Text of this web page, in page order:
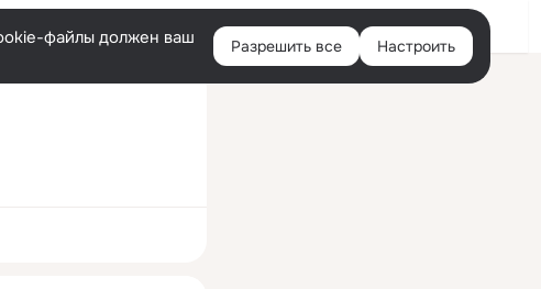
Войти
файлы должен ваш
Разрешить все Настроить